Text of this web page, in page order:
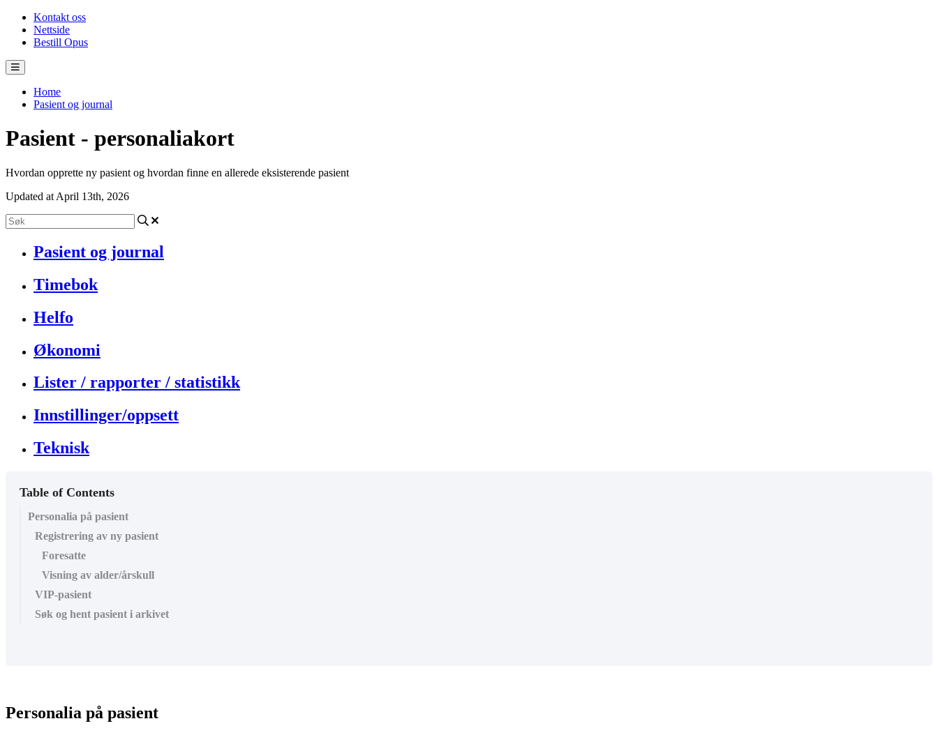
Kontakt oss
Nettside
Bestill Opus
Home
Pasient og journal
Pasient - personaliakort
Hvordan opprette ny pasient og hvordan finne en allerede eksisterende pasient
Updated at April 13th, 2026
Pasient og journal
Timebok
Helfo
Økonomi
Lister / rapporter / statistikk
Innstillinger/oppsett
Teknisk
Table of Contents
Personalia på pasient
Registrering av ny pasient
Foresatte
Visning av alder/årskull
VIP-pasient
Søk og hent pasient i arkivet
Personalia på pasient